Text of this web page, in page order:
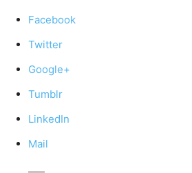
Facebook
Twitter
Google+
Tumblr
LinkedIn
Mail